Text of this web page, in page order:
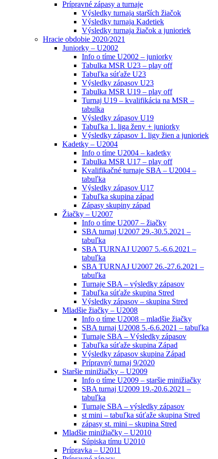
Prípravné zápasy a turnaje
Výsledky turnaja starších žiačok
Výsledky turnaja Kadetiek
Výsledky turnaja žiačok a junioriek
Hracie obdobie 2020/2021
Juniorky – U2002
Info o tíme U2002 – juniorky
Tabulka MSR U23 – play off
Tabuľka súťaže U23
Výsledky zápasov U23
Tabulka MSR U19 – play off
Turnaj U19 – kvalifikácia na MSR –
tabulka
Výsledky zápasov U19
Tabuľka 1. liga ženy + juniorky
Výsledky zápasov 1. ligy žien a junioriek
Kadetky – U2004
Info o tíme U2004 – kadetky
Tabulka MSR U17 – play off
Kvalifikačné turnaje SBA – U2004 –
tabuľka
Výsledky zápasov U17
Tabuľka skupina západ
Zápasy skupiny západ
Žiačky – U2007
Info o tíme U2007 – žiačky
SBA turnaj U2007 29.-30.5.2021 –
tabuľka
SBA TURNAJ U2007 5.-6.6.2021 –
tabuľka
SBA TURNAJ U2007 26.-27.6.2021 –
tabuľka
Turnaje SBA – výsledky zápasov
Tabuľka súťaže skupina Stred
Výsledky zápasov – skupina Stred
Mladšie žiačky – U2008
Info o tíme U2008 – mladšie žiačky
SBA turnaj U2008 5.-6.6.2021 – tabuľka
Turnaje SBA – Výsledky zápasov
Tabuľka súťaže skupina Západ
Výsledky zápasov skupina Západ
Prípravný turnaj 9/2020
Staršie minižiačky – U2009
Info o tíme U2009 – staršie minižiačky
SBA turnaj U2009 19.-20.6.2021 –
tabuľka
Turnaje SBA – výsledky zápasov
st mini – tabuľka súťaže skupina Stred
zápasy st. mini – skupina Stred
Mladšie minižiačky – U2010
Súpiska tímu U2010
Prípravka – U2011